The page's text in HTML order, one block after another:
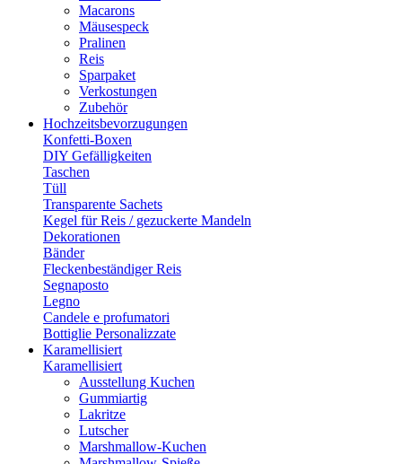
Macarons
Mäusespeck
Pralinen
Reis
Sparpaket
Verkostungen
Zubehör
Hochzeitsbevorzugungen
Konfetti-Boxen
DIY Gefälligkeiten
Taschen
Tüll
Transparente Sachets
Kegel für Reis / gezuckerte Mandeln
Dekorationen
Bänder
Fleckenbeständiger Reis
Segnaposto
Legno
Candele e profumatori
Bottiglie Personalizzate
Karamellisiert
Karamellisiert
Ausstellung Kuchen
Gummiartig
Lakritze
Lutscher
Marshmallow-Kuchen